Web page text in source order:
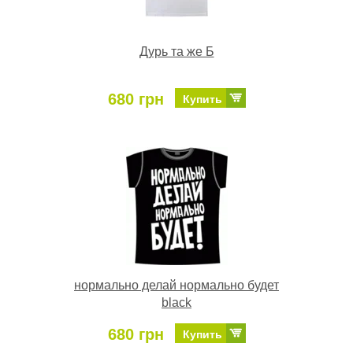
Дурь та же Б
680 грн Купить
нормально делай нормально будет
black
680 грн Купить